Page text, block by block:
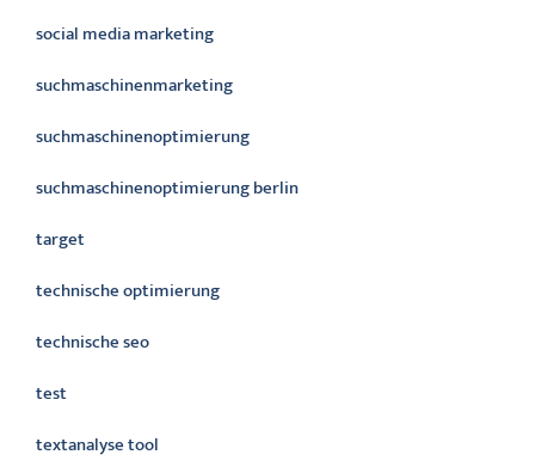
social media marketing
suchmaschinenmarketing
suchmaschinenoptimierung
suchmaschinenoptimierung berlin
target
technische optimierung
technische seo
test
textanalyse tool